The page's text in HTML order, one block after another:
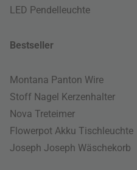
LED Pendelleuchte
Bestseller
Montana Panton Wire
Stoff Nagel Kerzenhalter
Nova Treteimer
Flowerpot Akku Tischleuchte
Joseph Joseph Wäschekorb